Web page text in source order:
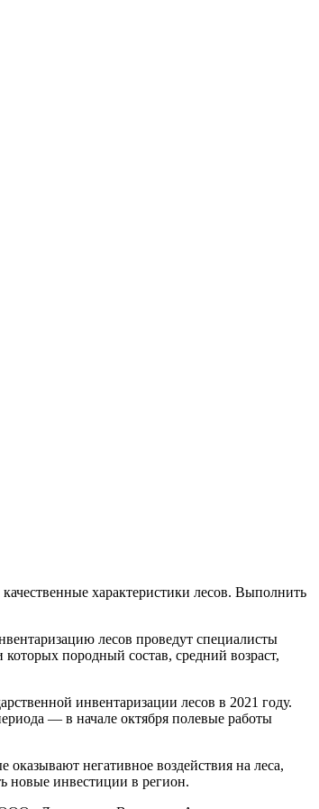
характеристики лесов. Выполнить
лесов проведут специалисты
породный состав, средний возраст,
инвентаризации лесов в 2021 году.
— в начале октября полевые работы
негативное воздействия на леса,
новые инвестиции в регион.